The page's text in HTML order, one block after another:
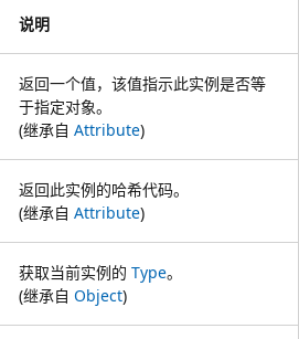
说明
返回一个值，该值指示此实例是否等
于指定对象。
(继承自 Attribute)
返回此实例的哈希代码。
(继承自 Attribute)
获取当前实例的 Type。
(继承自 Object)